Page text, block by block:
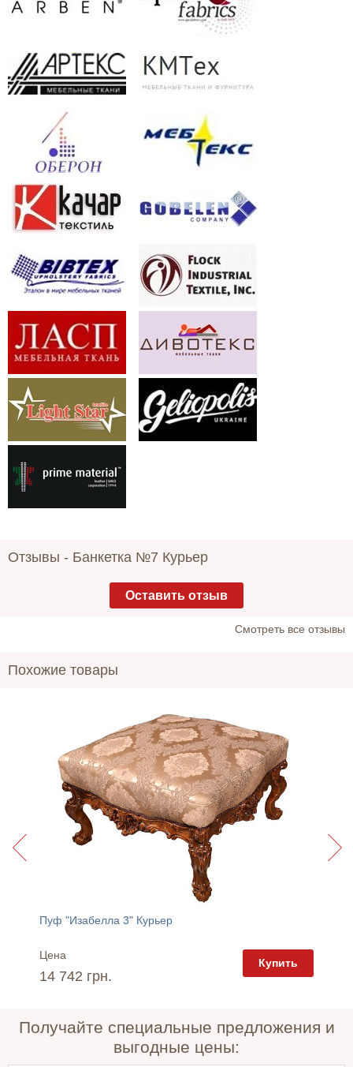
Отзывы - Банкетка №7 Курьер
Оставить отзыв
Cмотреть все отзывы
Похожие товары
Пуф "Изабелла 3" Курьер
Цена
14 742 грн.
Купить
Получайте специальные предложения и
выгодные цены: